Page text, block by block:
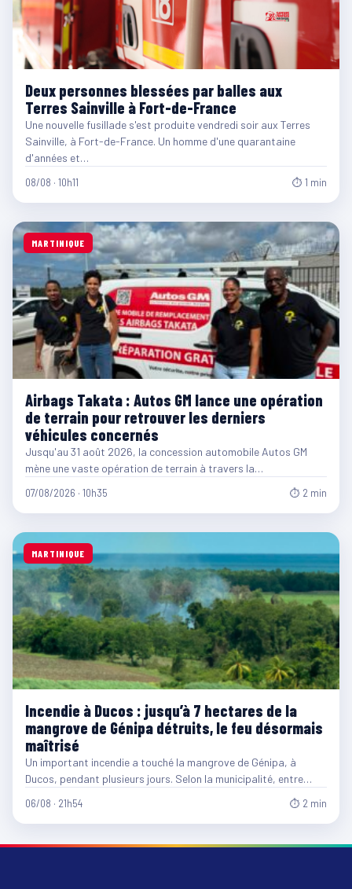
Deux personnes blessées par balles aux
Terres Sainville à Fort-de-France
Une nouvelle fusillade s'est produite vendredi soir aux Terres
Sainville, à Fort-de-France. Un homme d'une quarantaine
d'années et…
08/08 · 10h11 ⏱ 1 min
MARTINIQUE
Airbags Takata : Autos GM lance une opération
de terrain pour retrouver les derniers
véhicules concernés
Jusqu'au 31 août 2026, la concession automobile Autos GM
mène une vaste opération de terrain à travers la…
07/08/2026 · 10h35 ⏱ 2 min
MARTINIQUE
Incendie à Ducos : jusqu’à 7 hectares de la
mangrove de Génipa détruits, le feu désormais
maîtrisé
Un important incendie a touché la mangrove de Génipa, à
Ducos, pendant plusieurs jours. Selon la municipalité, entre…
06/08 · 21h54 ⏱ 2 min